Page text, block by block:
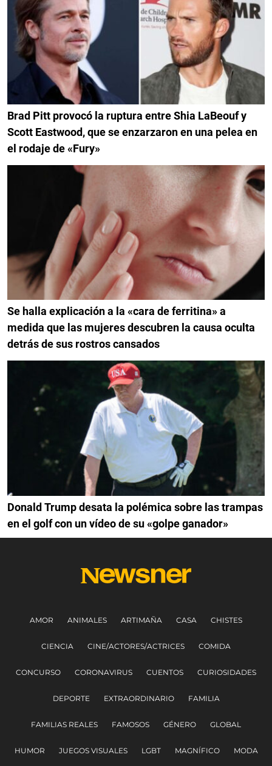
Brad Pitt provocó la ruptura entre Shia LaBeouf y
Scott Eastwood, que se enzarzaron en una pelea en
el rodaje de «Fury»
Se halla explicación a la «cara de ferritina» a
medida que las mujeres descubren la causa oculta
detrás de sus rostros cansados
Donald Trump desata la polémica sobre las trampas
en el golf con un vídeo de su «golpe ganador»
AMOR ANIMALES ARTIMAÑA CASA CHISTES
CIENCIA CINE/ACTORES/ACTRICES COMIDA
CONCURSO CORONAVIRUS CUENTOS CURIOSIDADES
DEPORTE EXTRAORDINARIO FAMILIA
FAMILIAS REALES FAMOSOS GÉNERO GLOBAL
HUMOR JUEGOS VISUALES LGBT MAGNÍFICO MODA